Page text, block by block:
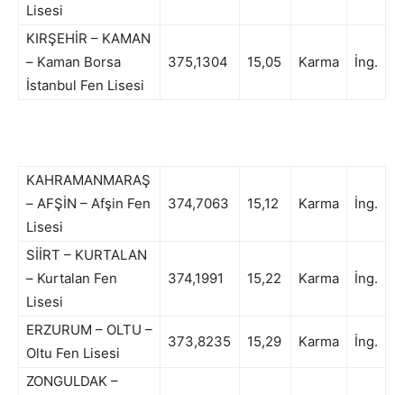
Lisesi
KIRŞEHİR – KAMAN
– Kaman Borsa
İstanbul Fen Lisesi
375,1304 15,05 Karma İng.
KAHRAMANMARAŞ
– AFŞİN – Afşin Fen
Lisesi
374,7063 15,12 Karma İng.
SİİRT – KURTALAN
– Kurtalan Fen
Lisesi
374,1991 15,22 Karma İng.
ERZURUM – OLTU –
Oltu Fen Lisesi
373,8235 15,29 Karma İng.
ZONGULDAK –